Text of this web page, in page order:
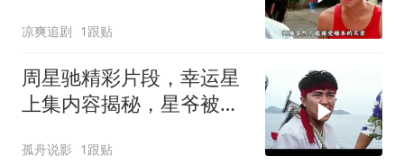
凉爽追剧 1跟贴
周星驰精彩片段，幸运星
上集内容揭秘，星爷被黑
孤舟说影 1跟贴